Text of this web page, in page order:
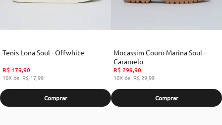
Tenis Lona Soul - Offwhite
R$ 179,90
10
R$ 17,99
Comprar
Mocassim Couro Marina Soul -
Caramelo
R$ 299,90
10
R$ 29,99
Comprar